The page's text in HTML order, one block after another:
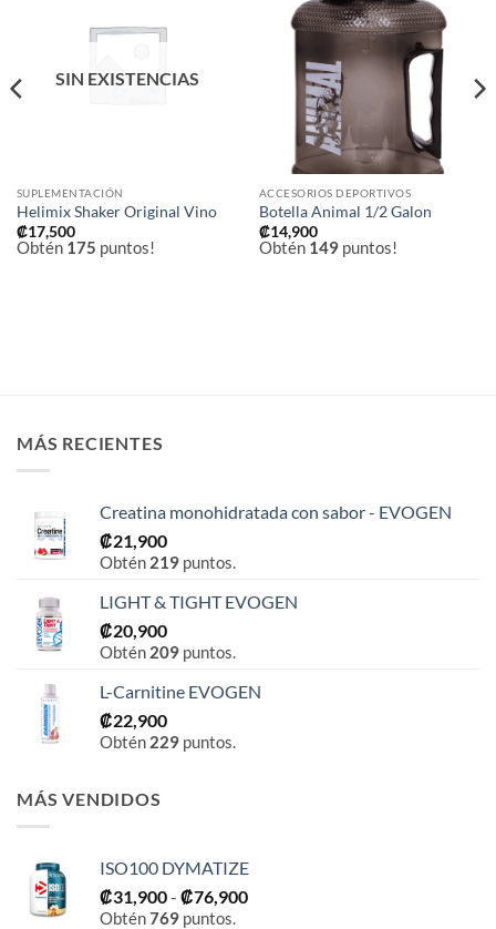
SIN EXISTENCIAS
SUPLEMENTACIÓN
Helimix Shaker Original Vino
₡17,500
Obtén 175 puntos!
Añadir
a la
lista de
deseos
ACCESORIOS DEPORTIVOS
Botella Animal 1/2 Galon
₡14,900
Obtén 149puntos!
MÁS RECIENTES
Creatina monohidratada con sabor - EVOGEN
₡21,900
Obtén 219 puntos.
LIGHT & TIGHT EVOGEN
₡20,900
Obtén 209 puntos.
L-Carnitine EVOGEN
₡22,900
Obtén 229 puntos.
MÁS VENDIDOS
ISO100 DYMATIZE
₡31,900- ₡76,900Rango
Obtén769 puntos.